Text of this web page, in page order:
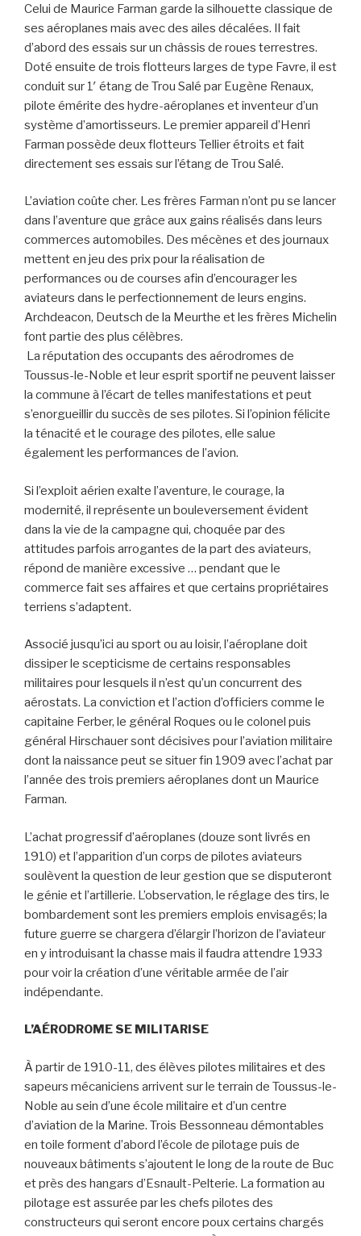
Celui de Maurice Farman garde la silhouette classique de
ses aéroplanes mais avec des ailes décalées. Il fait
d’abord des essais sur un châssis de roues terrestres.
Doté ensuite de trois flotteurs larges de type Favre, il est
conduit sur 1′ étang de Trou Salé par Eugène Renaux,
pilote émérite des hydre-aéroplanes et inventeur d’un
système d’amortisseurs. Le premier appareil d’Henri
Farman possède deux flotteurs Tellier étroits et fait
directement ses essais sur l’étang de Trou Salé.
L’aviation coûte cher. Les frères Farman n’ont pu se lancer
dans l’aventure que grâce aux gains réalisés dans leurs
commerces automobiles. Des mécènes et des journaux
mettent en jeu des prix pour la réalisation de
performances ou de courses afin d’encourager les
aviateurs dans le perfectionnement de leurs engins.
Archdeacon, Deutsch de la Meurthe et les frères Michelin
font partie des plus célèbres.
La réputation des occupants des aérodromes de
Toussus-le-Noble et leur esprit sportif ne peuvent laisser
la commune à l’écart de telles manifestations et peut
s’enorgueillir du succès de ses pilotes. Si l’opinion félicite
la ténacité et le courage des pilotes, elle salue
également les performances de l’avion.
Si l’exploit aérien exalte l’aventure, le courage, la
modernité, il représente un bouleversement évident
dans la vie de la campagne qui, choquée par des
attitudes parfois arrogantes de la part des aviateurs,
répond de manière excessive … pendant que le
commerce fait ses affaires et que certains propriétaires
terriens s’adaptent.
Associé jusqu’ici au sport ou au loisir, l’aéroplane doit
dissiper le scepticisme de certains responsables
militaires pour lesquels il n’est qu’un concurrent des
aérostats. La conviction et l’action d’officiers comme le
capitaine Ferber, le général Roques ou le colonel puis
général Hirschauer sont décisives pour l’aviation militaire
dont la naissance peut se situer fin 1909 avec l’achat par
l’année des trois premiers aéroplanes dont un Maurice
Farman.
L’achat progressif d’aéroplanes (douze sont livrés en
1910) et l’apparition d’un corps de pilotes aviateurs
soulèvent la question de leur gestion que se disputeront
le génie et l’artillerie. L’observation, le réglage des tirs, le
bombardement sont les premiers emplois envisagés; la
future guerre se chargera d’élargir l’horizon de l’aviateur
en y introduisant la chasse mais il faudra attendre 1933
pour voir la création d’une véritable armée de l’air
indépendante.
L’AÉRODROME SE MILITARISE
À partir de 1910-11, des élèves pilotes militaires et des
sapeurs mécaniciens arrivent sur le terrain de Toussus-le­
Noble au sein d’une école militaire et d’un centre
d’aviation de la Marine. Trois Bessonneau démontables
en toile forment d’abord l’école de pilotage puis de
nouveaux bâtiments s’ajoutent le long de la route de Buc
et près des hangars d’Esnault-Pelterie. La formation au
pilotage est assurée par les chefs pilotes des
constructeurs qui seront encore poux certains chargés